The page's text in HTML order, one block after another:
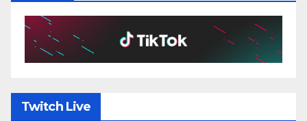
Twitch Live